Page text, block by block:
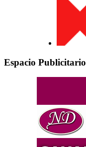
Espacio Publicitario